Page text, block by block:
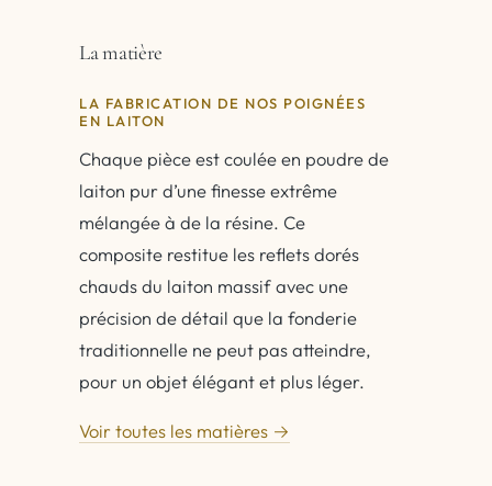
La matière
LA FABRICATION DE NOS POIGNÉES
EN LAITON
Chaque pièce est coulée en poudre de
laiton pur d’une finesse extrême
mélangée à de la résine. Ce
composite restitue les reflets dorés
chauds du laiton massif avec une
précision de détail que la fonderie
traditionnelle ne peut pas atteindre,
pour un objet élégant et plus léger.
Voir toutes les matières →